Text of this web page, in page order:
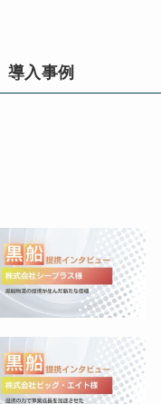
導入事例